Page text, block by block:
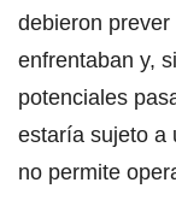
debieron
enfrentaban y,
potenciales
estaría sujeto a
no permite